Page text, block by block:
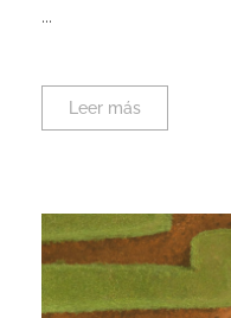
...
Leer más